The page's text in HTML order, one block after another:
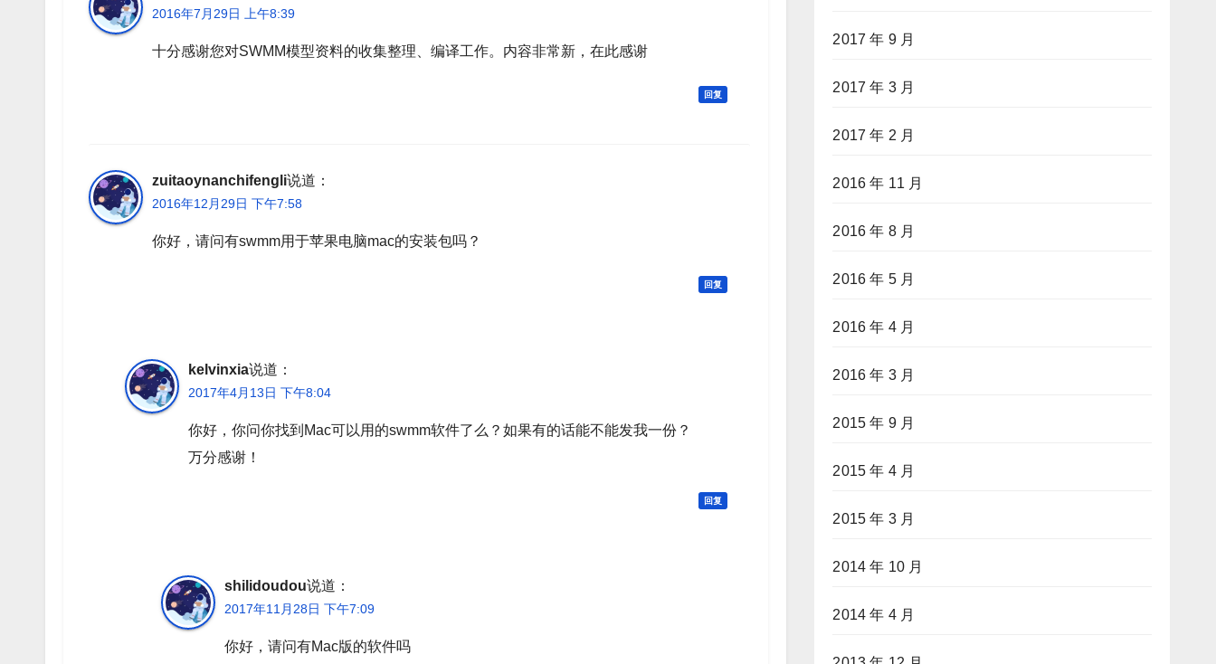
2016年7月29日 上午8:39
十分感谢您对SWMM模型资料的收集整理、编译工作。内容非常新，在此感谢
回复
zuitaoynanchifengli说道：
2016年12月29日 下午7:58
你好，请问有swmm用于苹果电脑mac的安装包吗？
回复
kelvinxia说道：
2017年4月13日 下午8:04
你好，你问你找到Mac可以用的swmm软件了么？如果有的话能不能发我一份？
万分感谢！
回复
shilidoudou说道：
2017年11月28日 下午7:09
你好，请问有Mac版的软件吗
2017 年 9 月
2017 年 3 月
2017 年 2 月
2016 年 11 月
2016 年 8 月
2016 年 5 月
2016 年 4 月
2016 年 3 月
2015 年 9 月
2015 年 4 月
2015 年 3 月
2014 年 10 月
2014 年 4 月